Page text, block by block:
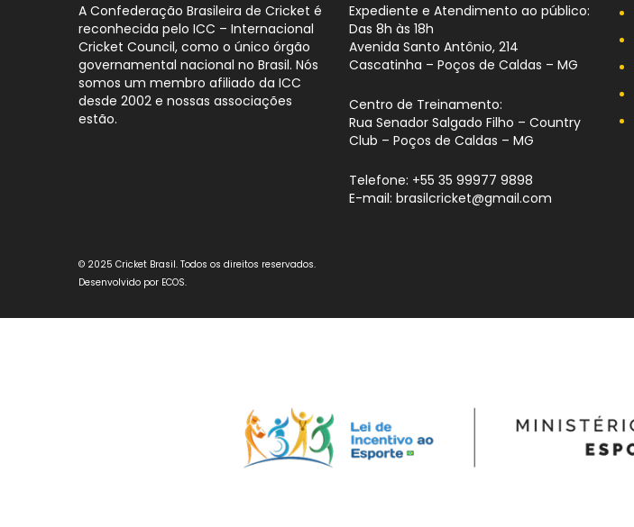
A Confederação Brasileira de Cricket é
reconhecida pelo ICC – Internacional
Cricket Council, como o único órgão
governamental nacional no Brasil. Nós
somos um membro afiliado da ICC
desde 2002 e nossas associações
estão.
Expediente e Atendimento ao público:
Das 8h às 18h
Avenida Santo Antônio, 214
Cascatinha – Poços de Caldas – MG
Centro de Treinamento:
Rua Senador Salgado Filho – Country
Club – Poços de Caldas – MG
Telefone: +55 35 99977 9898
E-mail: brasilcricket@gmail.com
© 2025 Cricket Brasil. Todos os direitos reservados.
Desenvolvido por ECOS.